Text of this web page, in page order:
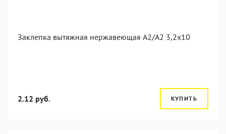
Заклепка вытяжная нержавеющая A2/A2 3,2x10
2.12 руб. КУПИТЬ